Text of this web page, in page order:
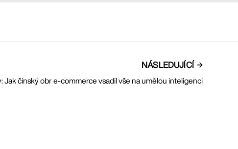
NÁSLEDUJÍCÍ
Jak čínský obr e-commerce vsadil vše na umělou inteligenci